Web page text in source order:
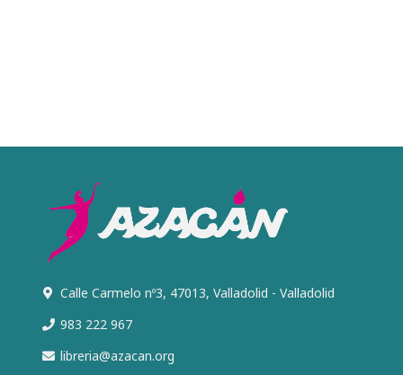
Calle Carmelo nº3, 47013, Valladolid - Valladolid
983 222 967
libreria@azacan.org